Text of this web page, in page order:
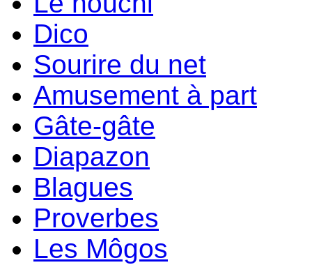
Dico
Sourire du net
Amusement à part
Gâte-gâte
Diapazon
Blagues
Proverbes
Les Môgos